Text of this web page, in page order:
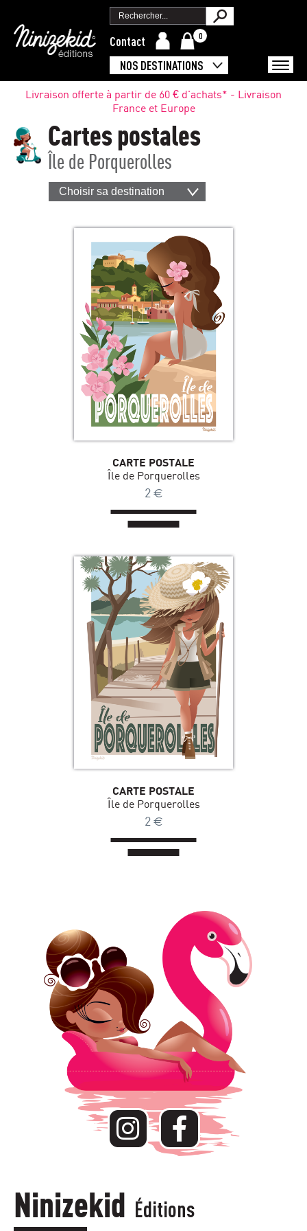
Contact 0
NOS DESTINATIONS
Livraison offerte à partir de 60 € d'achats* - Livraison
France et Europe
Cartes postales
Île de Porquerolles
Choisir sa destination
CARTE POSTALE
Île de Porquerolles
2 €
CARTE POSTALE
Île de Porquerolles
2 €
Ninizekid Éditions